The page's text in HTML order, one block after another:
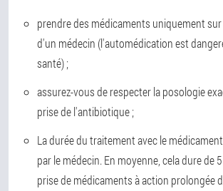
prendre des médicaments uniquement
d'un médecin (l'automédication est
santé) ;
assurez-vous de respecter la posologie
prise de l'antibiotique ;
La durée du traitement avec le
par le médecin. En moyenne, cela dure de
prise de médicaments à action prolongée